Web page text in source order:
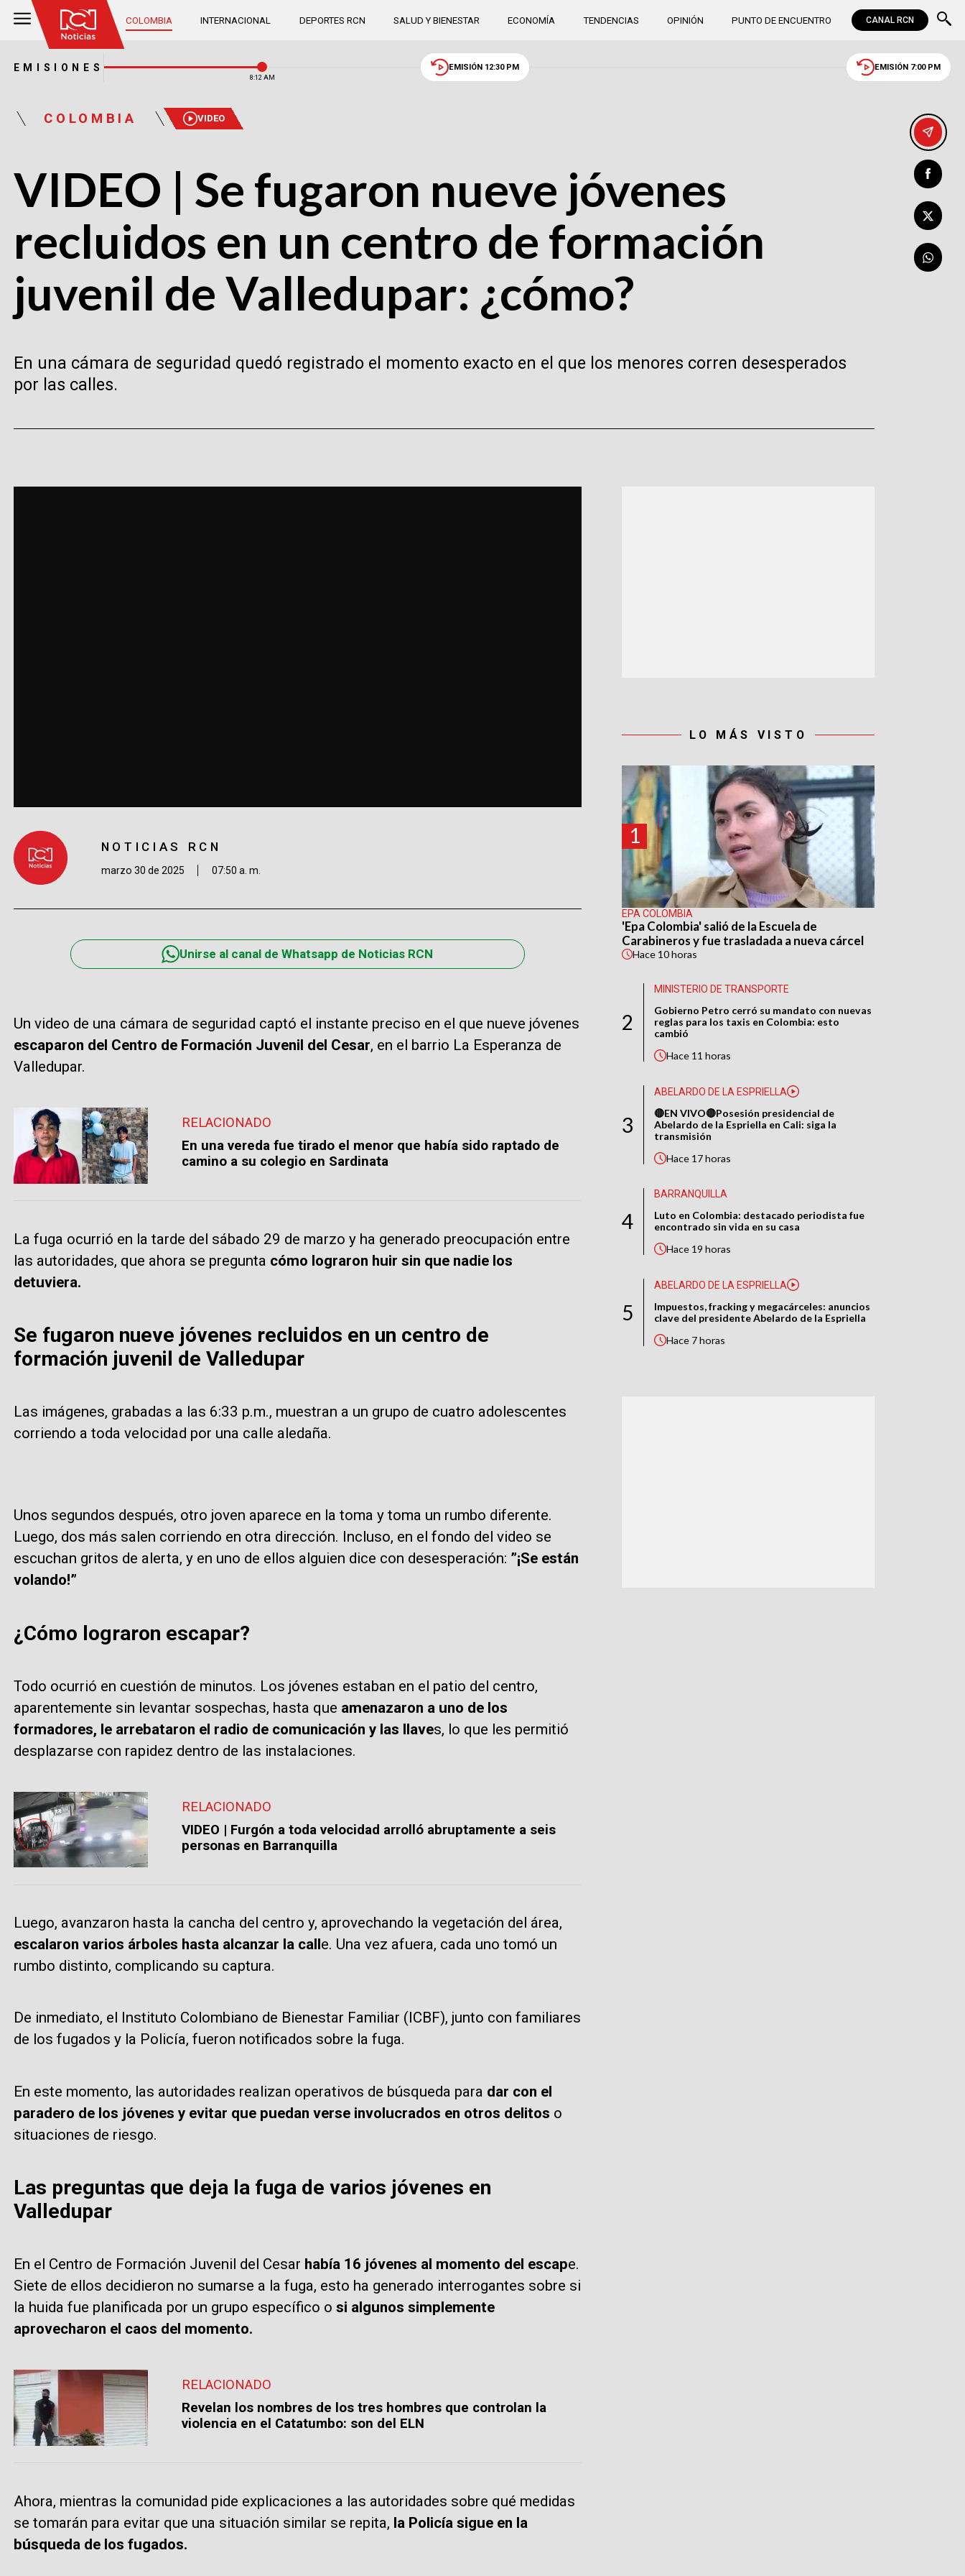
COLOMBIA INTERNACIONAL DEPORTES RCN SALUD Y BIENESTAR ECONOMÍA TENDENCIAS OPINIÓN PUNTO DE ENCUENTRO CANAL RCN
EMISIONES
8:12 AM
EMISIÓN 12:30 PM EMISIÓN 7:00 PM
COLOMBIA VIDEO
VIDEO | Se fugaron nueve jóvenes
recluidos en un centro de formación
juvenil de Valledupar: ¿cómo?
En una cámara de seguridad quedó registrado el momento exacto en el que los menores corren desesperados
por las calles.
NOTICIAS RCN
marzo 30 de 2025 07:50 a. m.
Unirse al canal de Whatsapp de Noticias RCN
Un video de una cámara de seguridad captó el instante preciso en el que nueve jóvenes
escaparon del Centro de Formación Juvenil del Cesar, en el barrio La Esperanza de
Valledupar.
RELACIONADO
En una vereda fue tirado el menor que había sido raptado de
camino a su colegio en Sardinata
La fuga ocurrió en la tarde del sábado 29 de marzo y ha generado preocupación entre
las autoridades, que ahora se pregunta cómo lograron huir sin que nadie los
detuviera.
Se fugaron nueve jóvenes recluidos en un centro de
formación juvenil de Valledupar
Las imágenes, grabadas a las 6:33 p.m., muestran a un grupo de cuatro adolescentes
corriendo a toda velocidad por una calle aledaña.
Unos segundos después, otro joven aparece en la toma y toma un rumbo diferente.
Luego, dos más salen corriendo en otra dirección. Incluso, en el fondo del video se
escuchan gritos de alerta, y en uno de ellos alguien dice con desesperación: ”¡Se están
volando!”
¿Cómo lograron escapar?
Todo ocurrió en cuestión de minutos. Los jóvenes estaban en el patio del centro,
aparentemente sin levantar sospechas, hasta que amenazaron a uno de los
formadores, le arrebataron el radio de comunicación y las llaves, lo que les permitió
desplazarse con rapidez dentro de las instalaciones.
RELACIONADO
VIDEO | Furgón a toda velocidad arrolló abruptamente a seis
personas en Barranquilla
Luego, avanzaron hasta la cancha del centro y, aprovechando la vegetación del área,
escalaron varios árboles hasta alcanzar la calle. Una vez afuera, cada uno tomó un
rumbo distinto, complicando su captura.
De inmediato, el Instituto Colombiano de Bienestar Familiar (ICBF), junto con familiares
de los fugados y la Policía, fueron notificados sobre la fuga.
En este momento, las autoridades realizan operativos de búsqueda para dar con el
paradero de los jóvenes y evitar que puedan verse involucrados en otros delitos o
situaciones de riesgo.
Las preguntas que deja la fuga de varios jóvenes en
Valledupar
En el Centro de Formación Juvenil del Cesar había 16 jóvenes al momento del escape.
Siete de ellos decidieron no sumarse a la fuga, esto ha generado interrogantes sobre si
la huida fue planificada por un grupo específico o si algunos simplemente
aprovecharon el caos del momento.
RELACIONADO
Revelan los nombres de los tres hombres que controlan la
violencia en el Catatumbo: son del ELN
Ahora, mientras la comunidad pide explicaciones a las autoridades sobre qué medidas
se tomarán para evitar que una situación similar se repita, la Policía sigue en la
búsqueda de los fugados.
LO MÁS VISTO
1
EPA COLOMBIA
'Epa Colombia' salió de la Escuela de
Carabineros y fue trasladada a nueva cárcel
Hace 10 horas
2
MINISTERIO DE TRANSPORTE
Gobierno Petro cerró su mandato con nuevas
reglas para los taxis en Colombia: esto
cambió
Hace 11 horas
3
ABELARDO DE LA ESPRIELLA
🔴EN VIVO🔴Posesión presidencial de
Abelardo de la Espriella en Cali: siga la
transmisión
Hace 17 horas
4
BARRANQUILLA
Luto en Colombia: destacado periodista fue
encontrado sin vida en su casa
Hace 19 horas
5
ABELARDO DE LA ESPRIELLA
Impuestos, fracking y megacárceles: anuncios
clave del presidente Abelardo de la Espriella
Hace 7 horas